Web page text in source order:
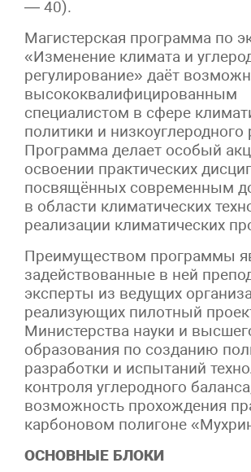
— 40).
Магистерская программа по
«Изменение климата и
регулирование» даёт
высококвалифицированным
специалистом в сфере
политики и низкоуглеродного
Программа делает особый
освоении практических
посвящённых современным
в области климатических
реализации климатических
Преимуществом программы
задействованные в ней
эксперты из ведущих
реализующих пилотный
Министерства науки и
образования по созданию
разработки и испытаний
контроля углеродного
возможность прохождения
карбоновом полигоне
ОСНОВНЫЕ БЛОКИ